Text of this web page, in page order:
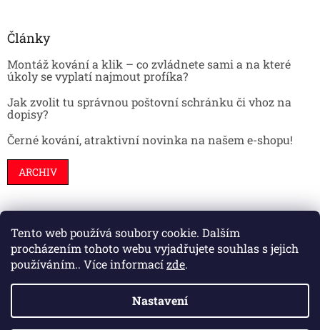
Tento web používá soubory cookie. Dalším
procházením tohoto webu vyjadřujete souhlas s jejich
používáním.. Více informacízde.
Nastavení
Články
Montáž kování a klik – co zvládnete sami a na které
úkoly se vyplatí najmout profíka?
Jak zvolit tu správnou poštovní schránku či vhoz na
dopisy?
Černé kování, atraktivní novinka na našem e-shopu!
ARCHIV
Stavební pouzdra Interiéry Dveře
Vytvořil Shoptet